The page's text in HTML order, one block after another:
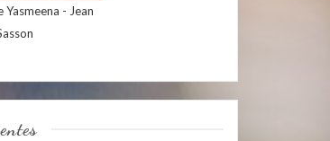
Yasmeena - Jean